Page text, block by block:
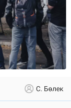
С. Бөлек